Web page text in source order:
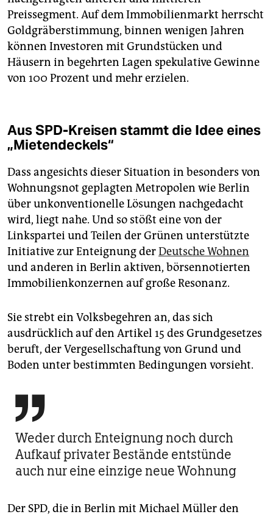
Preissegment. Auf dem Immobilienmarkt herrscht
Goldgräberstimmung, binnen wenigen Jahren
können Investoren mit Grundstücken und
Häusern in begehrten Lagen spekulative Gewinne
von 100 Prozent und mehr erzielen.
Aus SPD-Kreisen stammt die Idee eines
„Mietendeckels“
Dass angesichts dieser Situation in besonders von
Wohnungsnot geplagten Metropolen wie Berlin
über unkonventionelle Lösungen nachgedacht
wird, liegt nahe. Und so stößt eine von der
Linkspartei und Teilen der Grünen unterstützte
Initiative zur Enteignung derDeutsche Wohnen
und anderen in Berlin aktiven, börsennotierten
Immobilienkonzernen auf große Resonanz.
Sie strebt ein Volksbegehren an, das sich
ausdrücklich auf den Artikel 15 des Grundgesetzes
beruft, der Vergesellschaftung von Grund und
Boden unter bestimmten Bedingungen vorsieht.

Weder durch Enteignung noch durch
Aufkauf privater Bestände entstünde
auch nur eine einzige neue Wohnung
Der SPD, die in Berlin mit Michael Müller den